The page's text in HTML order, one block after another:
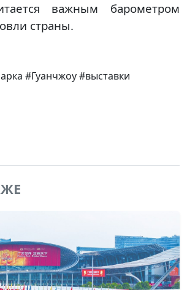
важным барометром
страны.
#Гуанчжоу #выставки